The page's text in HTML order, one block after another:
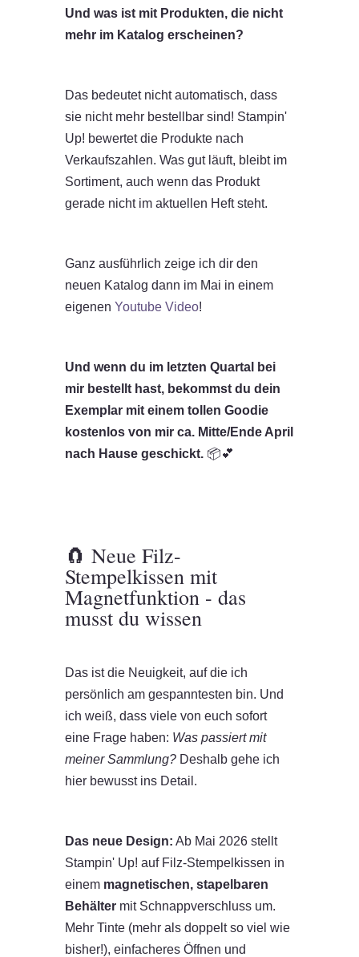
Und was ist mit Produkten, die nicht
mehr im Katalog erscheinen?
Das bedeutet nicht automatisch, dass
sie nicht mehr bestellbar sind! Stampin'
Up! bewertet die Produkte nach
Verkaufszahlen. Was gut läuft, bleibt im
Sortiment, auch wenn das Produkt
gerade nicht im aktuellen Heft steht.
Ganz ausführlich zeige ich dir den
neuen Katalog dann im Mai in einem
eigenen Youtube Video!
Und wenn du im letzten Quartal bei
mir bestellt hast, bekommst du dein
Exemplar mit einem tollen Goodie
kostenlos von mir ca. Mitte/Ende April
nach Hause geschickt. 📦💕
🧲 Neue Filz-
Stempelkissen mit
Magnetfunktion - das
musst du wissen
Das ist die Neuigkeit, auf die ich
persönlich am gespanntesten bin. Und
ich weiß, dass viele von euch sofort
eine Frage haben: Was passiert mit
meiner Sammlung?Deshalb gehe ich
hier bewusst ins Detail.
Das neue Design: Ab Mai 2026 stellt
Stampin' Up! auf Filz-Stempelkissen in
einem magnetischen, stapelbaren
Behältermit Schnappverschluss um.
Mehr Tinte (mehr als doppelt so viel wie
bisher!), einfacheres Öffnen und